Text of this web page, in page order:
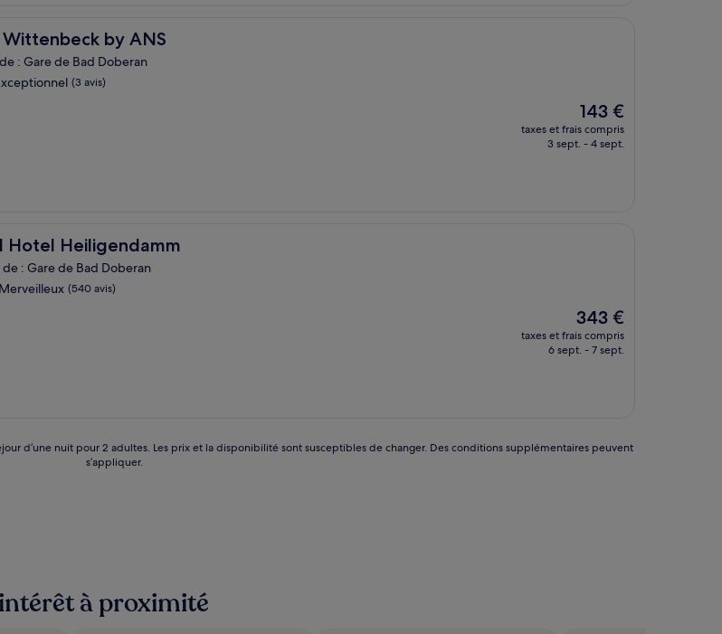
by ANS
by ANS
: Gare de Bad Doberan
(3 avis)
Le
nouveau
prix
143 €
taxes et frais compris
3 sept. - 4 sept.
Hotel Heiligendamm
Heiligendamm
de : Gare de Bad Doberan
Merveilleux (540 avis)
Le
nouveau
prix
343 €
taxes et frais compris
6 sept. - 7 sept.
d’une nuit pour 2 adultes. Les prix et la disponibilité sont susceptibles de changer. Des conditions supplémentaires peuvent
s’appliquer.
à proximité